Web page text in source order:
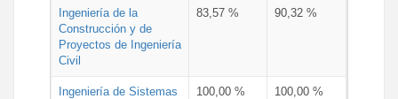
Ingeniería de la
Construcción y de
Proyectos de Ingeniería
Civil
83,57 % 90,32 %
Ingeniería de Sistemas
100,00 % 100,00 %